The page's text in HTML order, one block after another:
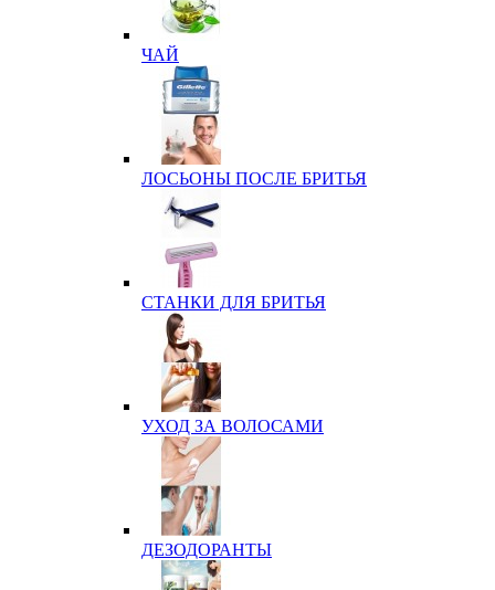
ЧАЙ
ЛОСЬОНЫ ПОСЛЕ БРИТЬЯ
СТАНКИ ДЛЯ БРИТЬЯ
УХОД ЗА ВОЛОСАМИ
ДЕЗОДОРАНТЫ